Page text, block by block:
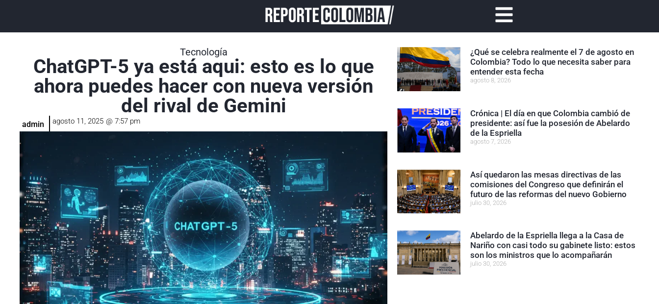
Tecnología
ChatGPT-5 ya está aqui: esto es lo que
ahora puedes hacer con nueva versión
del rival de Gemini
admin agosto 11, 2025 @ 7:57 pm
¿Qué se celebra realmente el 7 de agosto en
Colombia? Todo lo que necesita saber para
entender esta fecha
agosto 8, 2026
Crónica | El día en que Colombia cambió de
presidente: así fue la posesión de Abelardo
de la Espriella
agosto 7, 2026
Así quedaron las mesas directivas de las
comisiones del Congreso que definirán el
futuro de las reformas del nuevo Gobierno
julio 30, 2026
Abelardo de la Espriella llega a la Casa de
Nariño con casi todo su gabinete listo: estos
son los ministros que lo acompañarán
julio 30, 2026